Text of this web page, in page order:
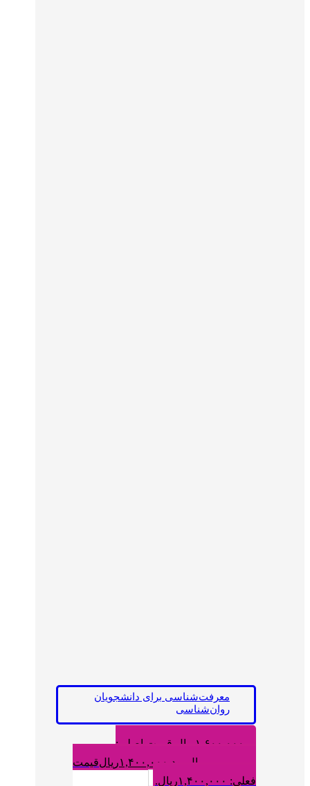
معرفت‌شناسی برای دانشجویان
روان‌شناسی
۱,۶۰۰,۰۰۰ ریال
قیمت اصلی:
۱,۴۰۰,۰۰۰ریالقیمت
فعلی: ۱,۴۰۰,۰۰۰ریال.